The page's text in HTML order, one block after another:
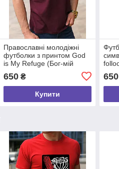
Православні молодіжні
футболки з принтом God
is My Refuge (Бог-мій
притулок), 100% бавовна
розмір S
650₴
Купити
650